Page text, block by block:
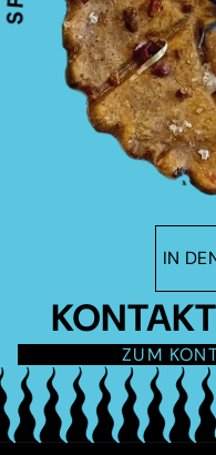
IN
ZUM